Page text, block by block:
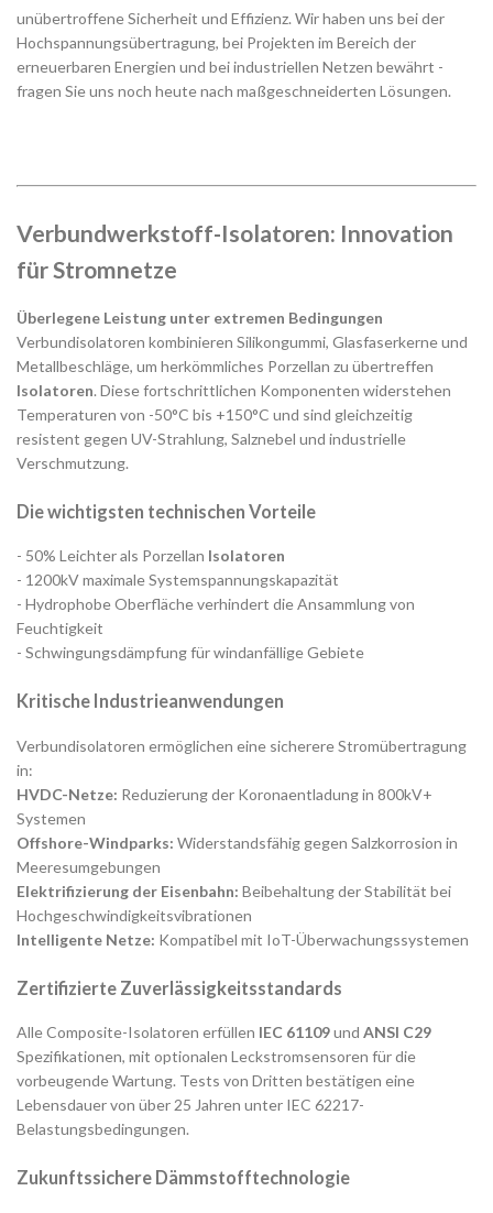
unübertroffene Sicherheit und Effizienz. Wir haben uns bei der
Hochspannungsübertragung, bei Projekten im Bereich der
erneuerbaren Energien und bei industriellen Netzen bewährt -
fragen Sie uns noch heute nach maßgeschneiderten Lösungen.
Verbundwerkstoff-Isolatoren: Innovation
für Stromnetze
Überlegene Leistung unter extremen Bedingungen
Verbundisolatoren kombinieren Silikongummi, Glasfaserkerne und
Metallbeschläge, um herkömmliches Porzellan zu übertreffen
Isolatoren. Diese fortschrittlichen Komponenten widerstehen
Temperaturen von -50°C bis +150°C und sind gleichzeitig
resistent gegen UV-Strahlung, Salznebel und industrielle
Verschmutzung.
Die wichtigsten technischen Vorteile
- 50% Leichter als Porzellan Isolatoren
- 1200kV maximale Systemspannungskapazität
- Hydrophobe Oberfläche verhindert die Ansammlung von
Feuchtigkeit
- Schwingungsdämpfung für windanfällige Gebiete
Kritische Industrieanwendungen
Verbundisolatoren ermöglichen eine sicherere Stromübertragung
in:
HVDC-Netze: Reduzierung der Koronaentladung in 800kV+
Systemen
Offshore-Windparks: Widerstandsfähig gegen Salzkorrosion in
Meeresumgebungen
Elektrifizierung der Eisenbahn: Beibehaltung der Stabilität bei
Hochgeschwindigkeitsvibrationen
Intelligente Netze: Kompatibel mit IoT-Überwachungssystemen
Zertifizierte Zuverlässigkeitsstandards
Alle Composite-Isolatoren erfüllen IEC 61109und ANSI C29
Spezifikationen, mit optionalen Leckstromsensoren für die
vorbeugende Wartung. Tests von Dritten bestätigen eine
Lebensdauer von über 25 Jahren unter IEC 62217-
Belastungsbedingungen.
Zukunftssichere Dämmstofftechnologie